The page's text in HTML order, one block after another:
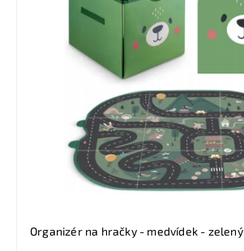
Organizér na hračky - medvídek - zelený